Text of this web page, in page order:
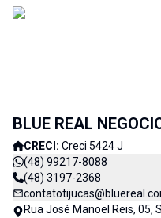
BLUE REAL
CRECI: Creci 5424 J
(48) 99217-8088
(48) 3197-2368
Rua José Manoel Reis, 05,